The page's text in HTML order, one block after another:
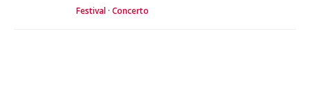
Festival Concerto